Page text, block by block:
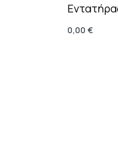
0,00 €